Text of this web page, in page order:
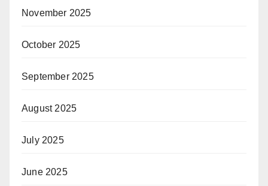
November 2025
October 2025
September 2025
August 2025
July 2025
June 2025